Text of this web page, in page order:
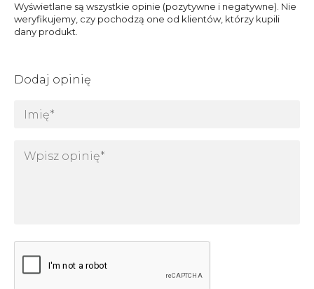
Wyświetlane są wszystkie opinie (pozytywne i negatywne). Nie
weryfikujemy, czy pochodzą one od klientów, którzy kupili
dany produkt.
Dodaj opinię